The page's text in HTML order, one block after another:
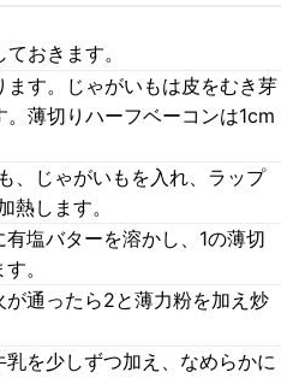
おきます。
す。じゃがいもは皮をむき芽
薄切りハーフベーコンは1cm
、じゃがいもを入れ、ラップ
熱します。
塩バターを溶かし、1の薄切
。
通ったら2と薄力粉を加え炒
を少しずつ加え、なめらかに